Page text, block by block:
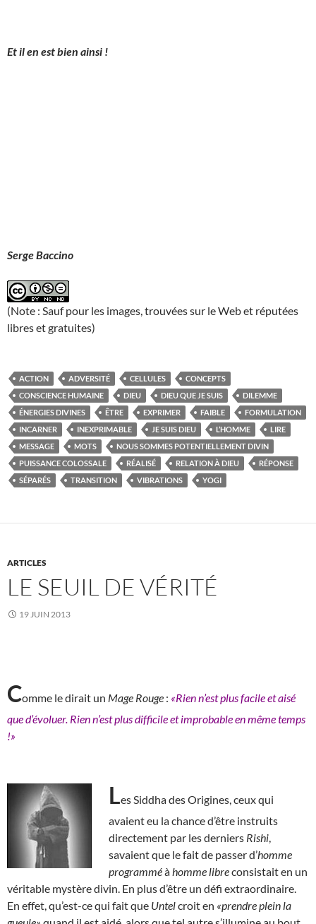
Et il en est bien ainsi !
Serge Baccino
(Note : Sauf pour les images, trouvées sur le Web et réputées
libres et gratuites)
ACTION ADVERSITÉ CELLULES
CONCEPTS
CONSCIENCE HUMAINE
DIEU DIEU QUE JE SUIS
DILEMME
ÉNERGIES DIVINES
ÊTRE EXPRIMER FAIBLE
FORMULATION
INCARNER
INEXPRIMABLE JE SUIS DIEU L’HOMME
LIRE
MESSAGE
MOTS
NOUS SOMMES POTENTIELLEMENT DIVIN
PUISSANCE COLOSSALE
RÉALISÉ RELATION À DIEU
RÉPONSE
SÉPARÉS
TRANSITION VIBRATIONS YOGI
ARTICLES
LE SEUIL DE VÉRITÉ
19 JUIN 2013
Comme le dirait un Mage Rouge : «Rien n’est plus facile et aisé
que d’évoluer. Rien n’est plus difficile et improbable en même temps
!»
Les Siddha des Origines, ceux qui
avaient eu la chance d’être instruits
directement par les derniers Rishi
savaient que le fait de passer d’homme
programméà homme libreconsistait en un
véritable mystère divin. En plus d’être un défi extraordinaire.
En effet, qu’est-ce qui fait que Untelcroit en «prendre plein la